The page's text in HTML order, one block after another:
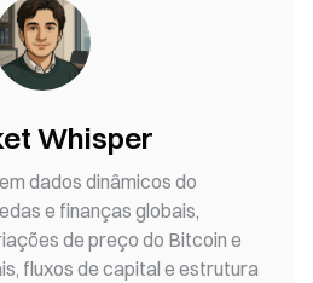
Whisper
dados dinâmicos do
e finanças globais,
de preço do Bitcoin e
fluxos de capital e estrutura